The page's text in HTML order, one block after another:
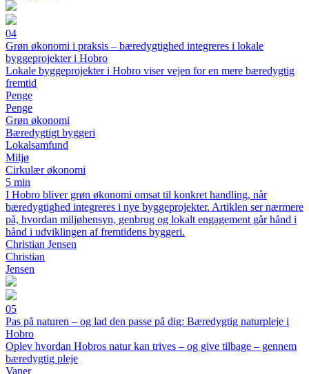
04
Grøn økonomi i praksis – bæredygtighed integreres i lokale
byggeprojekter i Hobro
Lokale byggeprojekter i Hobro viser vejen for en mere bæredygtig
fremtid
Penge
Penge
Grøn økonomi
Bæredygtigt byggeri
Lokalsamfund
Miljø
Cirkulær økonomi
5 min
I Hobro bliver grøn økonomi omsat til konkret handling, når
bæredygtighed integreres i nye byggeprojekter. Artiklen ser nærmere
på, hvordan miljøhensyn, genbrug og lokalt engagement går hånd i
hånd i udviklingen af fremtidens byggeri.
Christian Jensen
Christian
Jensen
05
Pas på naturen – og lad den passe på dig: Bæredygtig naturpleje i
Hobro
Oplev hvordan Hobros natur kan trives – og give tilbage – gennem
bæredygtig pleje
Vaner